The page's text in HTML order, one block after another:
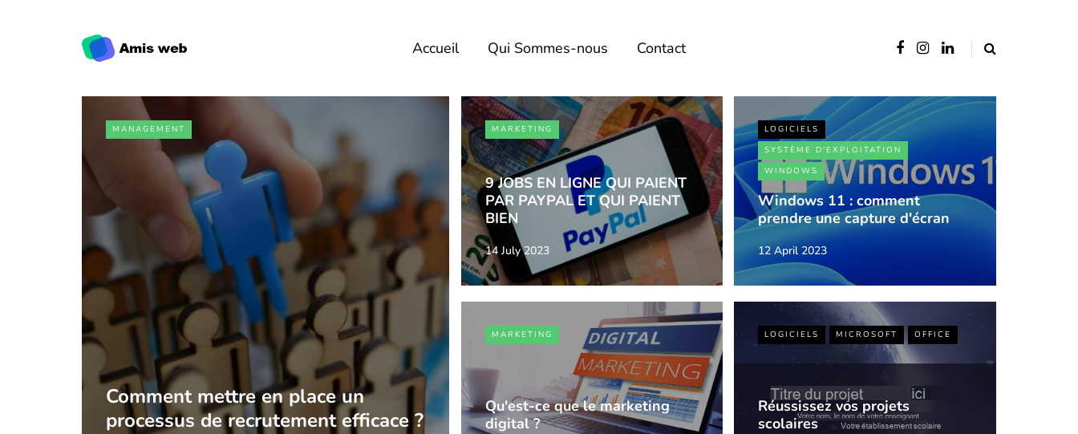
Accueil Qui Sommes-nous Contact
MANAGEMENT
Comment mettre en place un
processus de recrutement efficace ?
MARKETING
9 JOBS EN LIGNE QUI PAIENT
PAR PAYPAL ET QUI PAIENT
BIEN
14 July 2023
LOGICIELS
SYSTÈME D'EXPLOITATION
WINDOWS
Windows 11 : comment
prendre une capture d'écran
12 April 2023
MARKETING
Qu'est-ce que le marketing
digital ?
LOGICIELS MICROSOFT OFFICE
Réussissez vos projets
scolaires